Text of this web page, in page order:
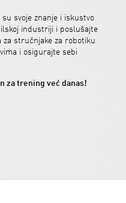
svoje znanje i iskustvo
industriji i poslušajte
za stručnjake za robotiku
i osigurajte sebi
za trening već danas!